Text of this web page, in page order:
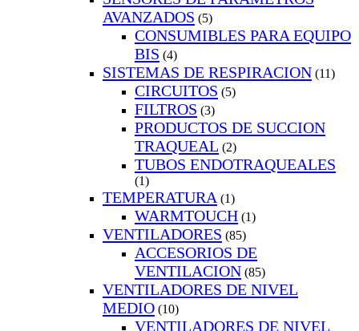
AVANZADOS (5)
CONSUMIBLES PARA EQUIPO
BIS (4)
SISTEMAS DE RESPIRACION (11)
CIRCUITOS (5)
FILTROS (3)
PRODUCTOS DE SUCCION
TRAQUEAL (2)
TUBOS ENDOTRAQUEALES
(1)
TEMPERATURA (1)
WARMTOUCH (1)
VENTILADORES (85)
ACCESORIOS DE
VENTILACION (85)
VENTILADORES DE NIVEL
MEDIO (10)
VENTILADORES DE NIVEL